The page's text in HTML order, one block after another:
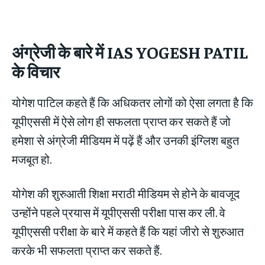
अंग्रेजी के बारे मेंIAS YOGESH PATIL
के विचार
योगेश पाटिल कहते हैं कि अधिकतर लोगों को ऐसा लगता है कि
यूपीएससी में ऐसे लोग ही सफलता प्राप्त कर सकते हैं जो
हमेशा से अंग्रेजी मीडियम में पढ़ें हैं और उनकी इंग्लिश बहुत
मजबूत हो.
योगेश की शुरुआती शिक्षा मराठी मीडियम से होने के बावजूद
उन्होंने पहले प्रयास में यूपीएससी परीक्षा पास कर ली. वे
यूपीएससी परीक्षा के बारे में कहते हैं कि यहां जीरो से शुरुआत
करके भी सफलता प्राप्त कर सकते हैं.